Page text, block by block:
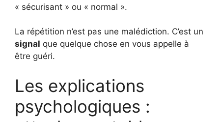
« sécurisant » ou « normal ».
La répétition n’est pas une malédiction. C’est un
signal que quelque chose en vous appelle à
être guéri.
Les explications
psychologiques :